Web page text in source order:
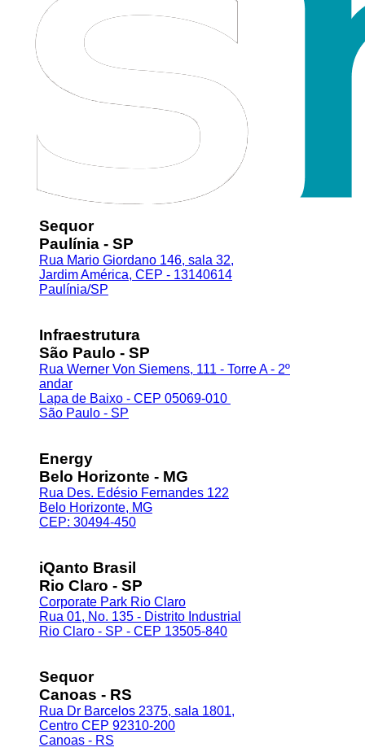
Sequor
Paulínia - SP
Rua Mario Giordano 146, sala 32,
Jardim América, CEP - 13140614
Paulínia/SP
Infraestrutura
São Paulo - SP
Rua Werner Von Siemens, 111 - Torre A - 2º
andar
Lapa de Baixo - CEP 05069-010
São Paulo - SP
Energy
Belo Horizonte - MG
Rua Des. Edésio Fernandes 122
Belo Horizonte, MG
CEP: 30494-450
iQanto Brasil
Rio Claro - SP
Corporate Park Rio Claro
Rua 01, No. 135 - Distrito Industrial
Rio Claro - SP - CEP 13505-840
Sequor
Canoas - RS
Rua Dr Barcelos 2375, sala 1801,
Centro CEP 92310-200
Canoas - RS